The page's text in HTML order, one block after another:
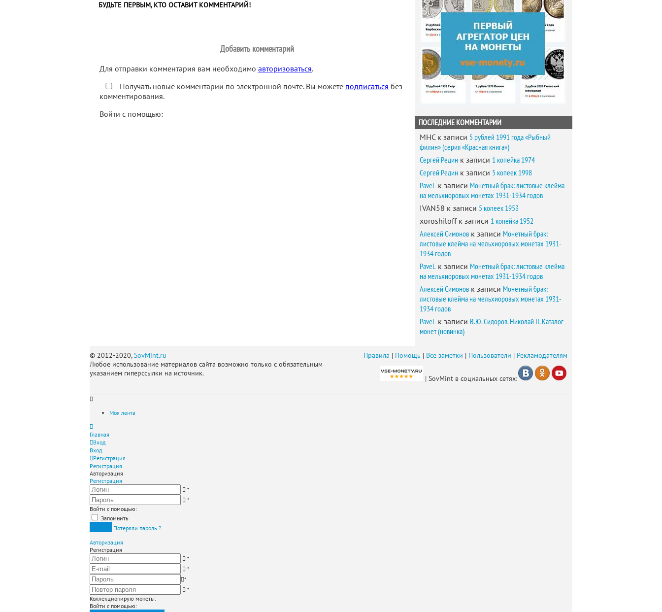
БУДЬТЕ ПЕРВЫМ, КТО ОСТАВИТ КОММЕНТАРИЙ!
Добавить комментарий
Для отправки комментария вам необходимо авторизоваться.
Получать новые комментарии по электронной почте. Вы можете подписаться без
комментирования.
Войти с помощью:
ПОСЛЕДНИЕ КОММЕНТАРИИ
MHCк записи 5 рублей 1991 года «Рыбный
филин» (серия «Красная книга»)
Сергей Редин к записи 1 копейка 1974
Сергей Редин к записи 5 копеек 1998
PaveL к записи Монетный брак: листовые клейма
на мельхиоровых монетах 1931-1934 годов
IVAN58 к записи 5 копеек 1953
xoroshiloffк записи 1 копейка 1952
Алексей Симонов к записи Монетный брак:
листовые клейма на мельхиоровых монетах 1931-
1934 годов
PaveL к записи Монетный брак: листовые клейма
на мельхиоровых монетах 1931-1934 годов
Алексей Симонов к записи Монетный брак:
листовые клейма на мельхиоровых монетах 1931-
1934 годов
PaveL к записи В.Ю. Сидоров. Николай II. Каталог
монет (новинка)
© 2012-2020,SovMint.ru
Любое использование материалов сайта возможно только с обязательным
указанием гиперссылки на источник.
Правила | Помощь | Все заметки | Пользователи | Рекламодателям
| SovMint в социальных сетях:
Моя лента
Главная
Вход
Вход
Регистрация
Регистрация
Авторизация
Регистрация
*
*
Войти с помощью:
Запомнить
Потеряли пароль ?
Авторизация
Регистрация
*
*
*
*
Коллекционирую монеты:
Войти с помощью: